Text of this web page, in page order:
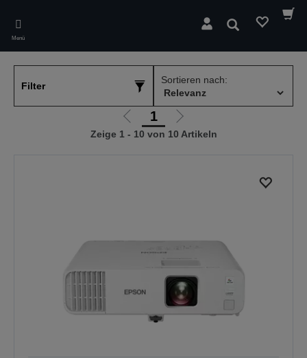
main
content
Menü
Suchen
Filter
Sortieren nach:
Zur
vorherigen
1
Zur
nächsten
Zeige 1 - 10 von 10 Artikeln